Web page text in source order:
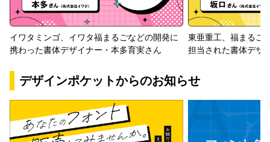
イワタミンゴ、イワタ福まるごなどの開発に
携わった書体デザイナー・本多育実さん
東亜重工、福まるご
担当された書体デザ
デザインポケットからのお知らせ